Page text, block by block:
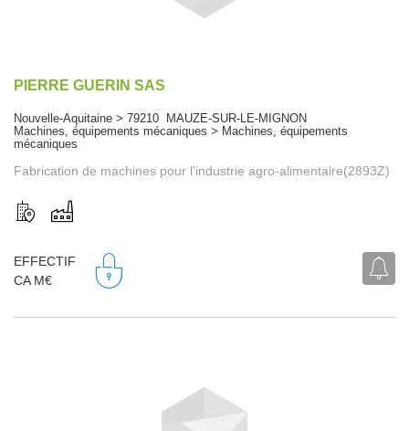
PIERRE GUERIN SAS
Nouvelle-Aquitaine > 79210 MAUZE-SUR-LE-MIGNON
Machines, équipements mécaniques > Machines, équipements
mécaniques
Fabrication de machines pour l'industrie agro-alimentaire(2893Z)
EFFECTIF
CA M€